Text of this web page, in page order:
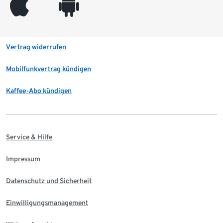
Vertrag widerrufen
Mobilfunkvertrag kündigen
Kaffee-Abo kündigen
Service & Hilfe
Impressum
Datenschutz und Sicherheit
Einwilligungsmanagement